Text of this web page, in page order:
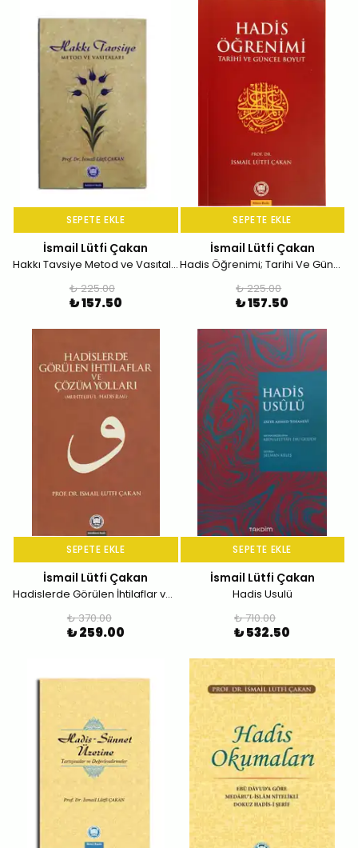
SEPETE EKLE
İsmail Lütfi Çakan
Hakkı Tavsiye Metod ve Vasıtaları
₺ 225.00
₺ 157.50
SEPETE EKLE
İsmail Lütfi Çakan
Hadis Öğrenimi; Tarihi Ve Güncel Boyut
₺ 225.00
₺ 157.50
SEPETE EKLE
İsmail Lütfi Çakan
Hadislerde Görülen İhtilaflar ve Çözüm Yolları; (Muhtelifü'l-Hadis İlmi)
₺ 370.00
₺ 259.00
SEPETE EKLE
İsmail Lütfi Çakan
Hadis Usulü
₺ 710.00
₺ 532.50